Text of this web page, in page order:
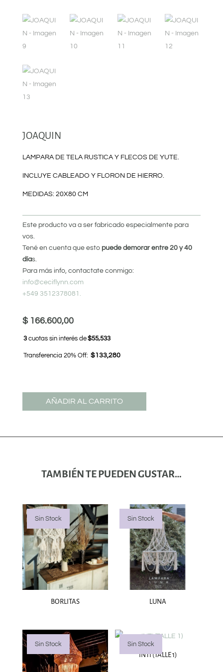
JOAQUIN
LAMPARA DE TELA RUSTICA Y FLECOS DE YUTE.
INCLUYE CABLEADO Y FLORON DE HIERRO.
MEDIDAS: 20X80 CM
Este producto va a ser fabricado especialmente para
vos.
Tené en cuenta que esto puede demorar entre 20 y 40
días.
Para más info, contactate conmigo:
info@ceciflynn.com
+549 3512378081.
$166.600,00
3cuotas sin interés de$55,533
Transferencia 20% Off: $133,280
AÑADIR AL CARRITO
TAMBIÉN TE PUEDEN GUSTAR…
Sin Stock
BORLITAS
Sin Stock
LUNA
Sin Stock Sin Stock
INTI (TALLE 1)